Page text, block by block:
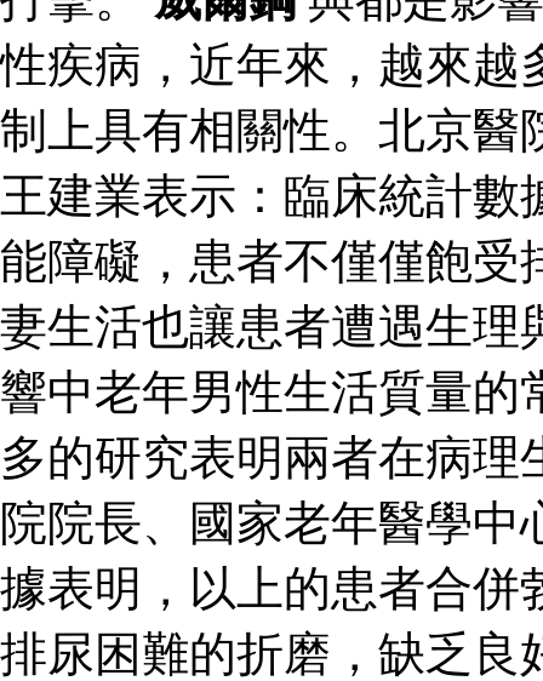
性疾病，近年來，越來越
制上具有相關性。北京醫
王建業表示：臨床統計
能障礙，患者不僅僅飽受
妻生活也讓患者遭遇生理
響中老年男性生活質量的
多的研究表明兩者在病
院院長、國家老年醫學
據表明，以上的患者合併
排尿困難的折磨，缺乏良